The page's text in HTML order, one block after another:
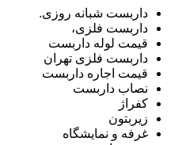
داربست شبانه روزی.
داربست فلزی،
قیمت لوله داربست
داربست فلزی تهران
قیمت اجاره داربست
نصاب داربست
کفراژ
زیربتون
غرفه و نمایشگاه